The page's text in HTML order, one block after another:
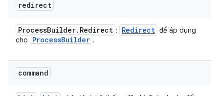
redirect
ProcessBuilder. Redirect : Redirect để áp dụng
cho
ProcessBuilder .
command